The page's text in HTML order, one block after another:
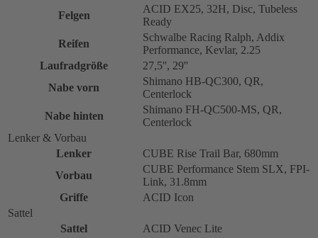
Felgen
ACID EX25, 32H, Disc, Tubeless
Ready
Reifen
Schwalbe Racing Ralph, Addix
Performance, Kevlar, 2.25
Laufradgröße
27,5'', 29''
Nabe vorn
Shimano HB-QC300, QR,
Centerlock
Nabe hinten
Shimano FH-QC500-MS, QR,
Centerlock
Lenker & Vorbau
Lenker
CUBE Rise Trail Bar, 680mm
Vorbau
CUBE Performance Stem SLX, FPI-
Link, 31.8mm
Griffe
ACID Icon
Sattel
Sattel
ACID Venec Lite